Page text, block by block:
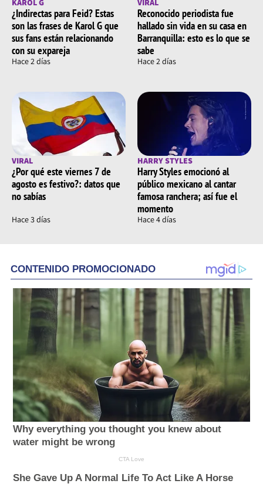
KAROL G
¿Indirectas para Feid? Estas
son las frases de Karol G que
sus fans están relacionando
con su expareja
Hace 2 días
VIRAL
Reconocido periodista fue
hallado sin vida en su casa en
Barranquilla: esto es lo que se
sabe
Hace 2 días
VIRAL
¿Por qué este viernes 7 de
agosto es festivo?: datos que
no sabías
Hace 3 días
HARRY STYLES
Harry Styles emocionó al
público mexicano al cantar
famosa ranchera; así fue el
momento
Hace 4 días